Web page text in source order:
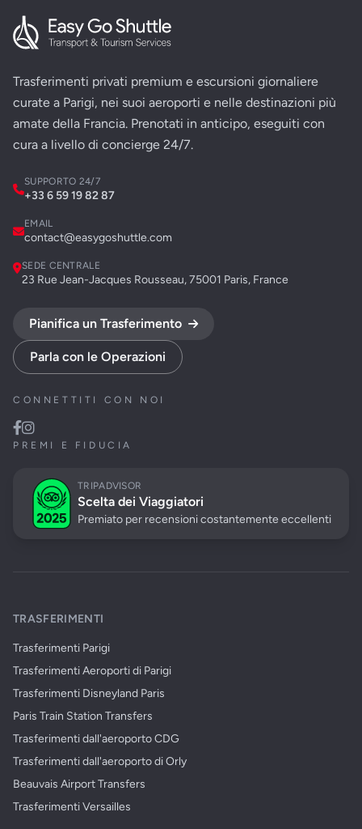
Trasferimenti privati premium e escursioni giornaliere
curate a Parigi, nei suoi aeroporti e nelle destinazioni più
amate della Francia. Prenotati in anticipo, eseguiti con
cura a livello di concierge 24/7.
SUPPORTO 24/7
+33 6 59 19 82 87
EMAIL
contact@easygoshuttle.com
SEDE CENTRALE
23 Rue Jean-Jacques Rousseau, 75001 Paris, France
Pianifica un Trasferimento
Parla con le Operazioni
CONNETTITI CON NOI
PREMI E FIDUCIA
TRIPADVISOR
Scelta dei Viaggiatori
Premiato per recensioni costantemente eccellenti
TRASFERIMENTI
Trasferimenti Parigi
Trasferimenti Aeroporti di Parigi
Trasferimenti Disneyland Paris
Paris Train Station Transfers
Trasferimenti dall'aeroporto CDG
Trasferimenti dall'aeroporto di Orly
Beauvais Airport Transfers
Trasferimenti Versailles